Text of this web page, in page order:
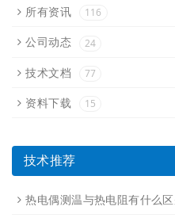
所有资讯 116
公司动态 24
技术文档 77
资料下载 15
技术推荐
热电偶测温与热电阻有什么